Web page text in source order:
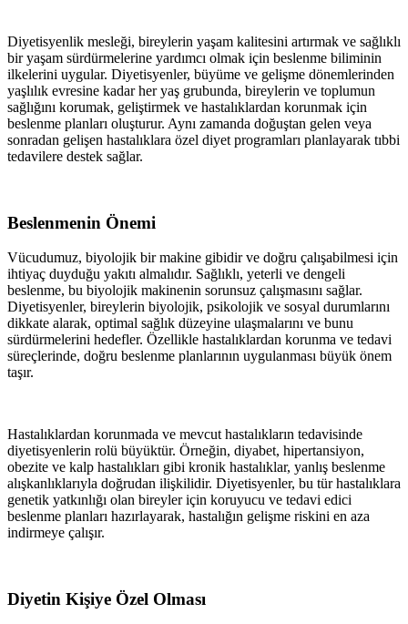
Diyetisyenlik mesleği, bireylerin yaşam kalitesini artırmak ve sağlıklı
bir yaşam sürdürmelerine yardımcı olmak için beslenme biliminin
ilkelerini uygular. Diyetisyenler, büyüme ve gelişme dönemlerinden
yaşlılık evresine kadar her yaş grubunda, bireylerin ve toplumun
sağlığını korumak, geliştirmek ve hastalıklardan korunmak için
beslenme planları oluşturur. Aynı zamanda doğuştan gelen veya
sonradan gelişen hastalıklara özel diyet programları planlayarak tıbbi
tedavilere destek sağlar.
Beslenmenin Önemi
Vücudumuz, biyolojik bir makine gibidir ve doğru çalışabilmesi için
ihtiyaç duyduğu yakıtı almalıdır. Sağlıklı, yeterli ve dengeli
beslenme, bu biyolojik makinenin sorunsuz çalışmasını sağlar.
Diyetisyenler, bireylerin biyolojik, psikolojik ve sosyal durumlarını
dikkate alarak, optimal sağlık düzeyine ulaşmalarını ve bunu
sürdürmelerini hedefler. Özellikle hastalıklardan korunma ve tedavi
süreçlerinde, doğru beslenme planlarının uygulanması büyük önem
taşır.
Hastalıklardan korunmada ve mevcut hastalıkların tedavisinde
diyetisyenlerin rolü büyüktür. Örneğin, diyabet, hipertansiyon,
obezite ve kalp hastalıkları gibi kronik hastalıklar, yanlış beslenme
alışkanlıklarıyla doğrudan ilişkilidir. Diyetisyenler, bu tür hastalıklara
genetik yatkınlığı olan bireyler için koruyucu ve tedavi edici
beslenme planları hazırlayarak, hastalığın gelişme riskini en aza
indirmeye çalışır.
Diyetin Kişiye Özel Olması